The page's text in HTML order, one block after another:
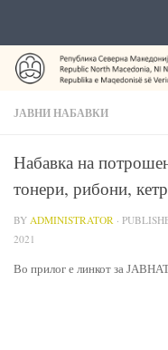
ЈАВНИ НАБАВКИ
Набавка на
тонери, рибони,
BY ADMINISTRATOR ·
2021
Во прилог е линкот за